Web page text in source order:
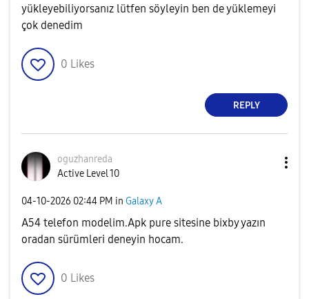
yükleyebiliyorsanız lütfen söyleyin ben de yüklemeyi
çok denedim
0 Likes
REPLY
oguzhanreda
Active Level 10
‎04-10-2026 02:44 PM in Galaxy A
A54 telefon modelim.Apk pure sitesine bixby yazın
oradan sürümleri deneyin hocam.
0 Likes